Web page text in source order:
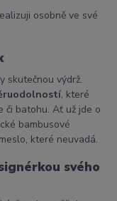
osobně ve své
skutečnou výdrž.
, které
či batohu. Ať už jde o
bambusové
které neuvadá.
svého